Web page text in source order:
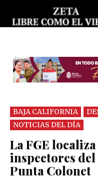
BAJA CALIFORNIA
NOTICIAS DEL DÍA
La FGE
inspectores
Punta Colonet